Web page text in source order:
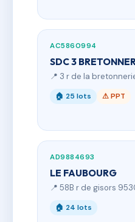
AC5860994
SDC 3
📍 3 r de la
🏠 25 lots ⚠ PPT
AD9884693
LE FAUBOURG
📍 58B r de gisors
🏠 24 lots